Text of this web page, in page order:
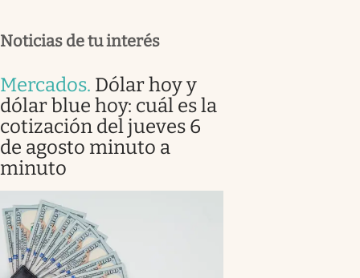
Noticias de tu interés
Mercados. Dólar hoy y
dólar blue hoy: cuál es la
cotización del jueves 6
de agosto minuto a
minuto